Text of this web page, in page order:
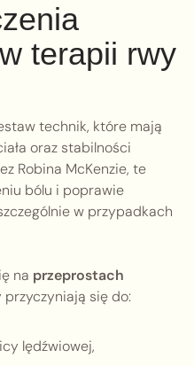
terapii rwy
technik, które mają
oraz stabilności
Robina McKenzie, te
bólu i poprawie
w przypadkach
na przeprostach
się do:
lędźwiowej,